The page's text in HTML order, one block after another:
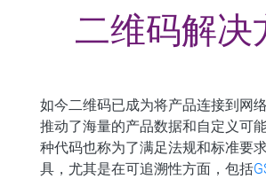
二维码解决
如今二维码已成为将产品连接到网
推动了海量的产品数据和自定义可
种代码也称为了满足法规和标准要
具，尤其是在可追溯性方面，包括